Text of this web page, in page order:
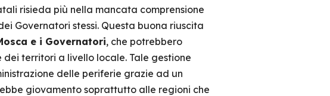
risieda più nella mancata comprensione
Governatori stessi. Questa buona riuscita
e i Governatori, che potrebbero
territori a livello locale. Tale gestione
delle periferie grazie ad un
giovamento soprattutto alle regioni che